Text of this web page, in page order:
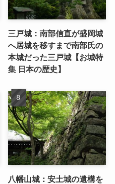
三戸城：南部信直が盛岡城
へ居城を移すまで南部氏の
本城だった三戸城【お城特
集 日本の歴史】
八幡山城：安土城の遺構を